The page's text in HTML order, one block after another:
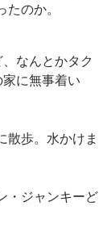
のか。
なんとかタク
に無事着い
散歩。水かけま
・ジャンキーど